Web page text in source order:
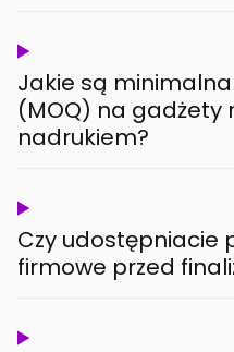
Jakie są
(MOQ) na gadżety
nadrukiem?
Czy udostępniacie
firmowe przed